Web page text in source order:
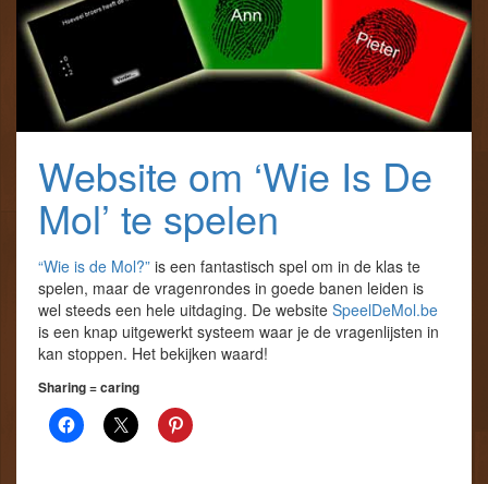
Website om ‘Wie Is De
Mol’ te spelen
“Wie is de Mol?” is een fantastisch spel om in de klas te
spelen, maar de vragenrondes in goede banen leiden is
wel steeds een hele uitdaging. De website SpeelDeMol.be
is een knap uitgewerkt systeem waar je de vragenlijsten in
kan stoppen. Het bekijken waard!
Sharing = caring